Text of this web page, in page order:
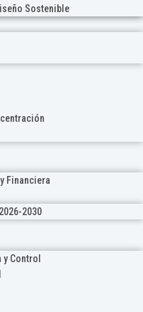
Sostenible
Financiera
2030
Control